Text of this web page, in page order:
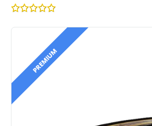
PREMIUM